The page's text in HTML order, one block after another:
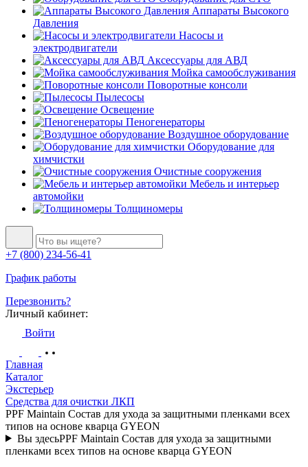
Аппараты Высокого
Давления
Насосы и
электродвигатели
Аксессуары для АВД
Мойка самообслуживания
Поворотные консоли
Пылесосы
Освещение
Пеногенераторы
Воздушное оборудование
Оборудование для
химчистки
Очистные сооружения
Мебель и интерьер
автомойки
Толщиномеры
+7 (800) 234-56-41
График работы
Перезвонить?
Личный кабинет:
Войти
Главная
Каталог
Экстерьер
Средства для очистки ЛКП
PPF Maintain Состав для ухода за защитными пленками всех
типов на основе кварца GYEON
Вы здесьPPF Maintain Состав для ухода за защитными
пленками всех типов на основе кварца GYEON